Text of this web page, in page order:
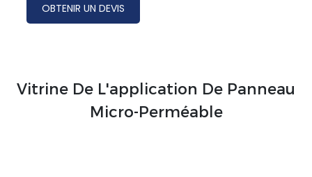
OBTENIR UN DEVIS
Vitrine De L'application De Panneau
Micro-Perméable